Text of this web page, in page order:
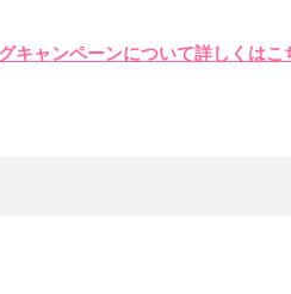
キャンペーンについて詳しくはこ